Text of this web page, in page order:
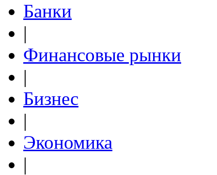
Банки
|
Финансовые рынки
|
Бизнес
|
Экономика
|